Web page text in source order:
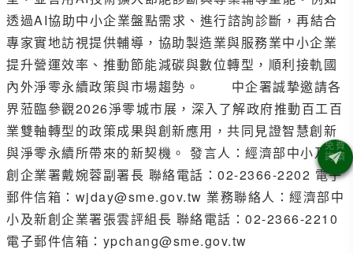
透過AI協助中小企業盤點需求、進行諮詢診斷，再結合
專家實地訪視提供輔導，協助製造業與服務業中小企業
提升營運效率、推動節能減碳與數位轉型，順利接軌國
內外淨零永續政策與市場趨勢。 中企署誠摯邀請各
界蒞臨參觀2026淨零城市展，深入了解政府推動百工百
業雙軸轉型的政策成果與創新應用，共同見證智慧創新
與淨零永續所帶來的新契機。 發言人：經濟部中小及新
創企業署戴婉蓉副署長 聯絡電話：02-2366-2202 電子
郵件信箱：wjday@sme.gov.tw 業務聯絡人：經濟部中
小及新創企業署張雲評組長 聯絡電話：02-2366-2210
電子郵件信箱：ypchang@sme.gov.tw